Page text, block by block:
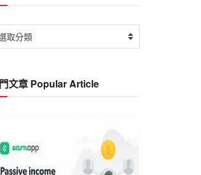
取分類
文章 Popular Article